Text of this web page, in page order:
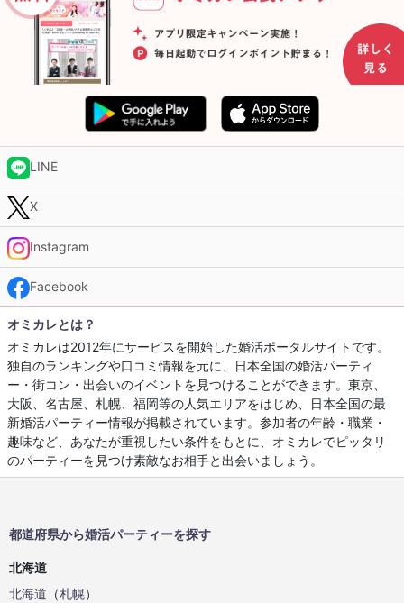
LINE
X
Instagram
Facebook
オミカレとは？
オミカレは2012年にサービスを開始した婚活ポータルサイトです。
独自のランキングや口コミ情報を元に、日本全国の婚活パーティ
ー・街コン・出会いのイベントを見つけることができます。東京、
大阪、名古屋、札幌、福岡等の人気エリアをはじめ、日本全国の最
新婚活パーティー情報が掲載されています。参加者の年齢・職業・
趣味など、あなたが重視したい条件をもとに、オミカレでピッタリ
のパーティーを見つけ素敵なお相手と出会いましょう。
都道府県から婚活パーティーを探す
北海道
北海道 （札幌）